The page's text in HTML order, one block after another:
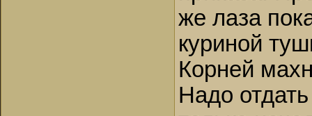
же лаза
куриной
Корней
Надо